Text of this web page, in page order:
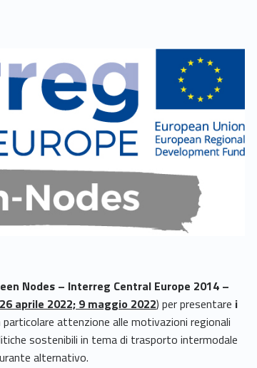
Nodes – Interreg Central Europe 2014 –
aprile 2022; 9 maggio 2022) per presentare i
particolare attenzione alle motivazioni regionali
sostenibili in tema di trasporto intermodale
alternativo.